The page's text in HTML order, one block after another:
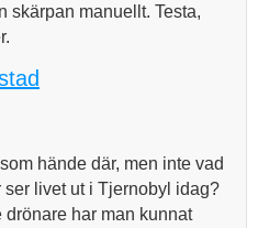
skärpan manuellt. Testa,
hände där, men inte vad
livet ut i Tjernobyl idag?
har man kunnat